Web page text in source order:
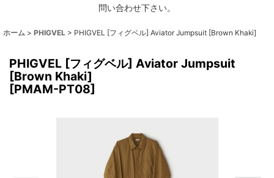
問い合わせ下さい。
ホーム > PHIGVEL > PHIGVEL [フィグベル] Aviator Jumpsuit [Brown Khaki]
PHIGVEL [フィグベル] Aviator Jumpsuit
[Brown Khaki]
[PMAM-PT08]